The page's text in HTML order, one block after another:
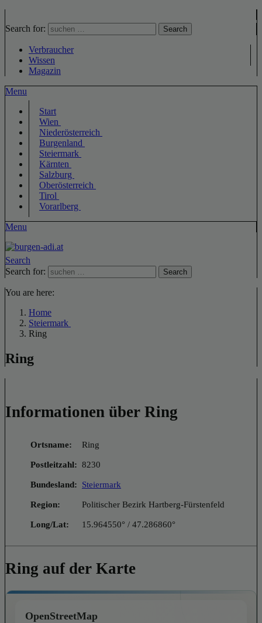
Search for: Search
Verbraucher
Wissen
Magazin
Menu
Start
Wien
Niederösterreich
Burgenland
Steiermark
Kärnten
Salzburg
Oberösterreich
Tirol
Vorarlberg
Menu
Search
Search for:
Search
You are here:
Home
Steiermark
Ring
Ring
Informationen über Ring
Ortsname: Ring
Postleitzahl: 8230
Bundesland: Steiermark
Region: Politischer Bezirk Hartberg-Fürstenfeld
Long/Lat: 15.964550° / 47.286860°
Ring auf der Karte
OpenStreetMap